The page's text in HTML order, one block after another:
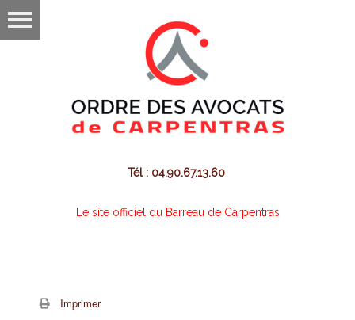
Tél : 04.90.67.13.60
Le site officiel du Barreau de Carpentras
Imprimer